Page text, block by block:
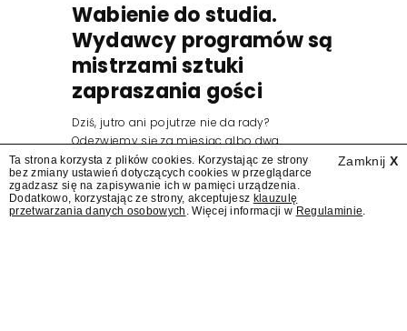
Wabienie do studia.
Wydawcy programów są
mistrzami sztuki
zapraszania gości
Dziś, jutro ani pojutrze nie da rady?
Odezwiemy się za miesiąc albo dwa.
Wydawcy programów są mistrzami sztuki
zapraszania gości.
Zamknij X
Ta strona korzysta z plików cookies. Korzystając ze strony
bez zmiany ustawień dotyczących cookies w przeglądarce
zgadzasz się na zapisywanie ich w pamięci urządzenia.
Dodatkowo, korzystając ze strony, akceptujesz klauzulę
przetwarzania danych osobowych . Więcej informacji w Regulaminie.